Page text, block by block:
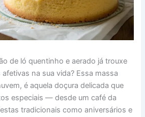
de ló quentinho e aerado já trouxe
na sua vida? Essa massa
é aquela doçura delicada que
especiais — desde um café da
tradicionais como aniversários e